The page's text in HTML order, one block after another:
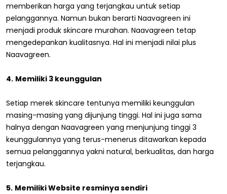
memberikan harga yang terjangkau untuk setiap
pelanggannya. Namun bukan berarti Naavagreen ini
menjadi produk skincare murahan. Naavagreen tetap
mengedepankan kualitasnya. Hal ini menjadi nilai plus
Naavagreen.
4. Memiliki 3 keunggulan
Setiap merek skincare tentunya memiliki keunggulan
masing-masing yang dijunjung tinggi. Hal ini juga sama
halnya dengan Naavagreen yang menjunjung tinggi 3
keunggulannya yang terus-menerus ditawarkan kepada
semua pelanggannya yakni natural, berkualitas, dan harga
terjangkau.
5. Memiliki Website resminya sendiri